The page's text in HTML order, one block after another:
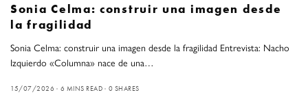
Sonia Celma: construir una imagen desde
la fragilidad
Sonia Celma: construir una imagen desde la fragilidad Entrevista: Nacho
Izquierdo «Columna» nace de una…
15/07/2026 6 MINS READ 0 SHARES